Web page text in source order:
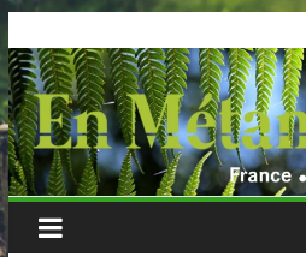
to
content